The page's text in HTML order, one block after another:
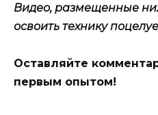
Видео, размещенные
освоить технику
Оставляйте
первым опытом!